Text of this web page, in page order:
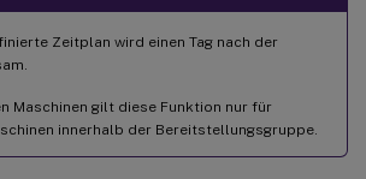
Zeitplan wird einen Tag nach der
Maschinen gilt diese Funktion nur für
innerhalb der Bereitstellungsgruppe.